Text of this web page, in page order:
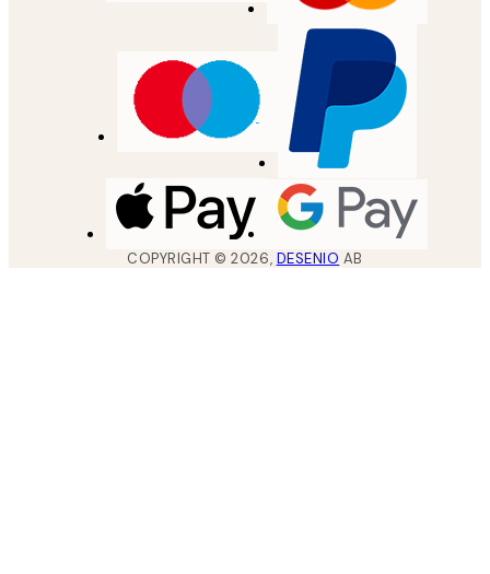
COPYRIGHT ©2026, DESENIO AB